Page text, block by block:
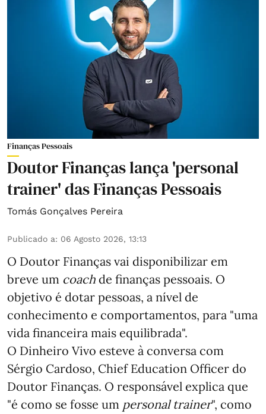
Finanças Pessoais
Doutor Finanças lança 'personal
trainer' das Finanças Pessoais
Tomás Gonçalves Pereira
Publicado a: 06 Agosto 2026, 13:13
O Doutor Finanças vai disponibilizar em
breve um coach de finanças pessoais. O
objetivo é dotar pessoas, a nível de
conhecimento e comportamentos, para "uma
vida financeira mais equilibrada".
O Dinheiro Vivo esteve à conversa com
Sérgio Cardoso, Chief Education Officer do
Doutor Finanças. O responsável explica que
"é como se fosse um personal trainer", como